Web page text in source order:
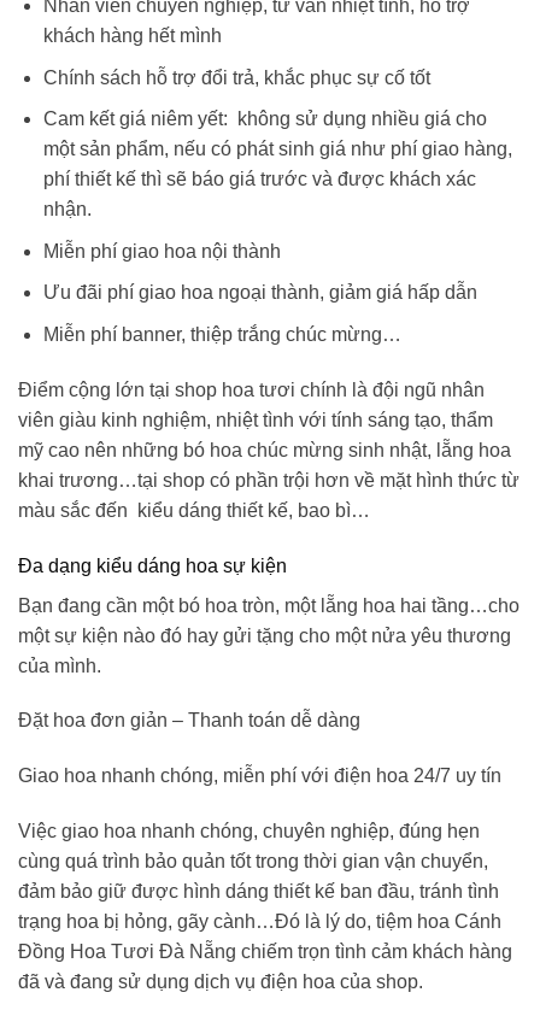
Nhân viên chuyên nghiệp, tư vấn nhiệt tình, hỗ trợ
khách hàng hết mình
Chính sách hỗ trợ đổi trả, khắc phục sự cố tốt
Cam kết giá niêm yết: không sử dụng nhiều giá cho
một sản phẩm, nếu có phát sinh giá như phí giao hàng,
phí thiết kế thì sẽ báo giá trước và được khách xác
nhận.
Miễn phí giao hoa nội thành
Ưu đãi phí giao hoa ngoại thành, giảm giá hấp dẫn
Miễn phí banner, thiệp trắng chúc mừng…
Điểm cộng lớn tại shop hoa tươi chính là đội ngũ nhân
viên giàu kinh nghiệm, nhiệt tình với tính sáng tạo, thẩm
mỹ cao nên những bó hoa chúc mừng sinh nhật, lẵng hoa
khai trương…tại shop có phần trội hơn về mặt hình thức từ
màu sắc đến kiểu dáng thiết kế, bao bì…
Đa dạng kiểu dáng hoa sự kiện
Bạn đang cần một bó hoa tròn, một lẵng hoa hai tầng…cho
một sự kiện nào đó hay gửi tặng cho một nửa yêu thương
của mình.
Đặt hoa đơn giản – Thanh toán dễ dàng
Giao hoa nhanh chóng, miễn phí với điện hoa 24/7 uy tín
Việc giao hoa nhanh chóng, chuyên nghiệp, đúng hẹn
cùng quá trình bảo quản tốt trong thời gian vận chuyển,
đảm bảo giữ được hình dáng thiết kế ban đầu, tránh tình
trạng hoa bị hỏng, gãy cành…Đó là lý do, tiệm hoa Cánh
Đồng Hoa Tươi Đà Nẵng chiếm trọn tình cảm khách hàng
đã và đang sử dụng dịch vụ điện hoa của shop.